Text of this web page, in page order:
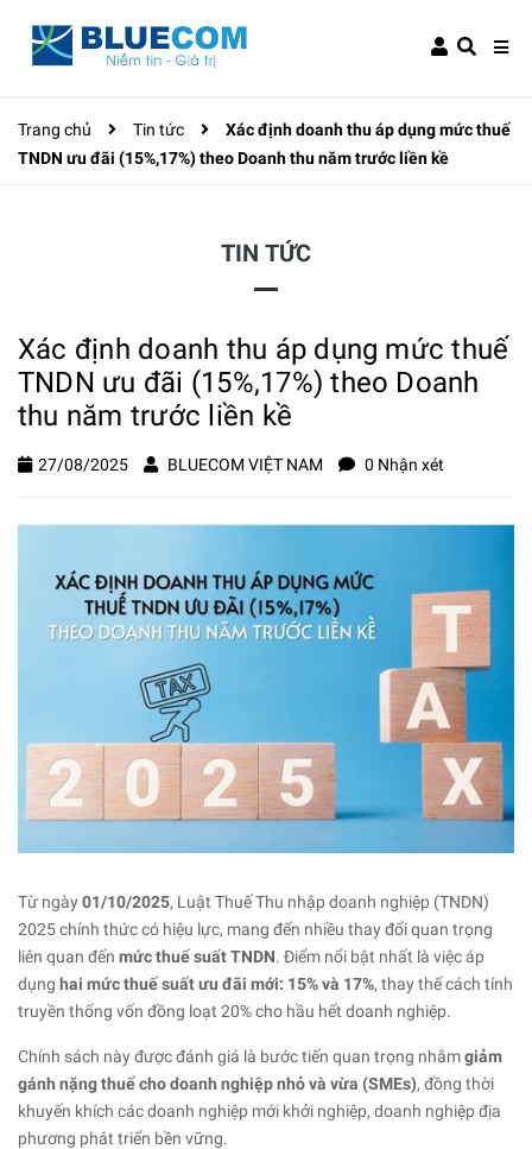
Trang chủ Tin tức
Xác định doanh thu áp dụng mức thuế
TNDN ưu đãi (15%,17%) theo Doanh thu năm trước liền kề
TIN TỨC
Xác định doanh thu áp dụng mức thuế
TNDN ưu đãi (15%,17%) theo Doanh
thu năm trước liền kề
27/08/2025 BLUECOM VIỆT NAM 0 Nhận xét
Từ ngày 01/10/2025, Luật Thuế Thu nhập doanh nghiệp (TNDN)
2025 chính thức có hiệu lực, mang đến nhiều thay đổi quan trọng
liên quan đến mức thuế suất TNDN. Điểm nổi bật nhất là việc áp
dụng hai mức thuế suất ưu đãi mới: 15% và 17%, thay thế cách tính
truyền thống vốn đồng loạt 20% cho hầu hết doanh nghiệp.
Chính sách này được đánh giá là bước tiến quan trọng nhằmgiảm
gánh nặng thuế cho doanh nghiệp nhỏ và vừa (SMEs), đồng thời
khuyến khích các doanh nghiệp mới khởi nghiệp, doanh nghiệp địa
phương phát triển bền vững.